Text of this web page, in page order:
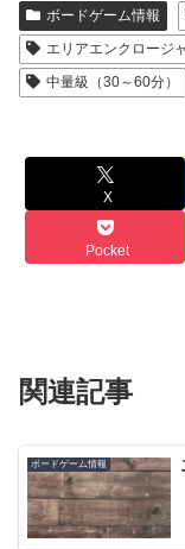
ボードゲーム情報
エリアエンクロージャ
中量級（30～60分）
X
Pocket
関連記事
ボードゲーム情報